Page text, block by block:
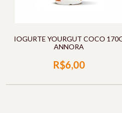
IOGURTE YOURGUT COCO
ANNORA
R$6,00